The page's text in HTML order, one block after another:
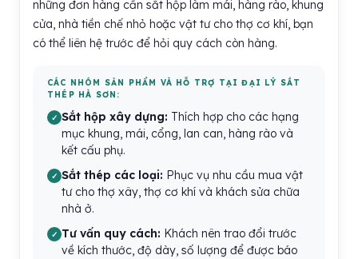
những đơn hàng cần sắt hộp làm mái, hàng rào, khung
cửa, nhà tiền chế nhỏ hoặc vật tư cho thợ cơ khí, bạn
có thể liên hệ trước để hỏi quy cách còn hàng.
CÁC NHÓM SẢN PHẨM VÀ HỖ TRỢ TẠI ĐẠI LÝ SẮT
THÉP HÀ SƠN:
Sắt hộp xây dựng: Thích hợp cho các hạng
mục khung, mái, cổng, lan can, hàng rào và
kết cấu phụ.
Sắt thép các loại: Phục vụ nhu cầu mua vật
tư cho thợ xây, thợ cơ khí và khách sửa chữa
nhà ở.
Tư vấn quy cách: Khách nên trao đổi trước
về kích thước, độ dày, số lượng để được báo